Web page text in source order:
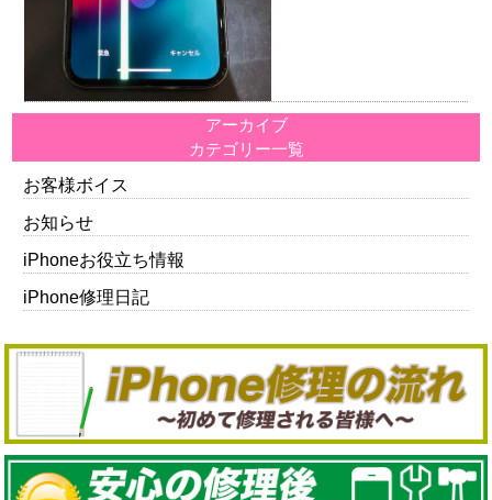
アーカイブ
カテゴリー一覧
お客様ボイス
お知らせ
iPhoneお役立ち情報
iPhone修理日記